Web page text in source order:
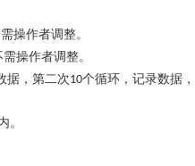
操作者调整。
操作者调整。
据，第二次10个循环，记录数据
。